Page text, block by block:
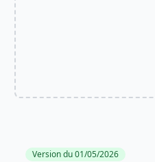
Version du 01/05/2026